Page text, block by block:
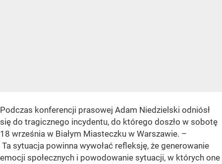
Podczas konferencji prasowej Adam Niedzielski odniósł
się do tragicznego incydentu, do którego doszło w sobotę
18 września w Białym Miasteczku w Warszawie. –
Ta sytuacja powinna wywołać refleksję, że generowanie
emocji społecznych i powodowanie sytuacji, w których one